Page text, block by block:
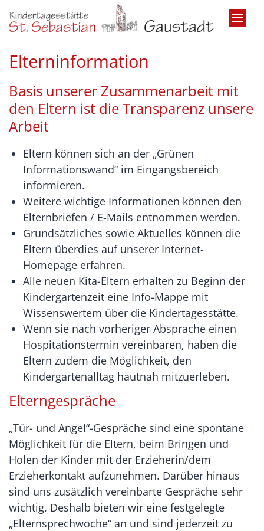
Elterninformation
Basis unserer Zusammenarbeit mit
den Eltern ist die Transparenz unsere
Arbeit
Eltern können sich an der „Grünen
Informationswand“ im Eingangsbereich
informieren.
Weitere wichtige Informationen können den
Elternbriefen / E-Mails entnommen werden.
Grundsätzliches sowie Aktuelles können die
Eltern überdies auf unserer Internet-
Homepage erfahren.
Alle neuen Kita-Eltern erhalten zu Beginn der
Kindergartenzeit eine Info-Mappe mit
Wissenswertem über die Kindertagesstätte.
Wenn sie nach vorheriger Absprache einen
Hospitationstermin vereinbaren, haben die
Eltern zudem die Möglichkeit, den
Kindergartenalltag hautnah mitzuerleben.
Elterngespräche
„Tür- und Angel“-Gespräche sind eine spontane
Möglichkeit für die Eltern, beim Bringen und
Holen der Kinder mit der Erzieherin/dem
Erzieherkontakt aufzunehmen. Darüber hinaus
sind uns zusätzlich vereinbarte Gespräche sehr
wichtig. Deshalb bieten wir eine festgelegte
„Elternsprechwoche“ an und sind jederzeit zu